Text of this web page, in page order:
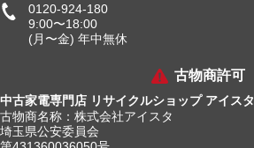
0120-924-180
9:00〜18:00
(月〜金) 年中無休
古物商許可
中古家電専門店 リサイクルショップ アイスタ
古物商名称：株式会社アイスタ
埼玉県公安委員会